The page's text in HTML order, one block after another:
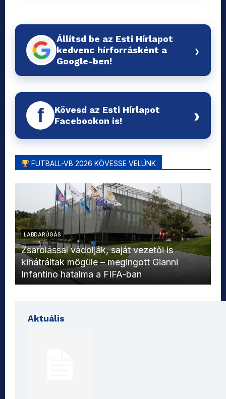
Állítsd be az Esti Hírlapot
kedvenc hírforrásként a
Google-ben!
›
f
Kövesd az Esti Hírlapot
Facebookon is!
›
FUTBALL-VB 2026 KÖVESSE VELÜNK
LABDARÚGÁS
Zsarolással vádolják, saját vezetői is
kihátráltak mögüle – megingott Gianni
Infantino hatalma a FIFA-ban
Aktuális